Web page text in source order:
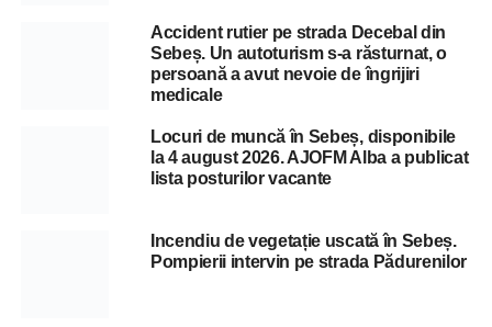
Accident rutier pe strada Decebal din
Sebeș. Un autoturism s-a răsturnat, o
persoană a avut nevoie de îngrijiri
medicale
Locuri de muncă în Sebeș, disponibile
la 4 august 2026. AJOFM Alba a publicat
lista posturilor vacante
Incendiu de vegetație uscată în Sebeș.
Pompierii intervin pe strada Pădurenilor